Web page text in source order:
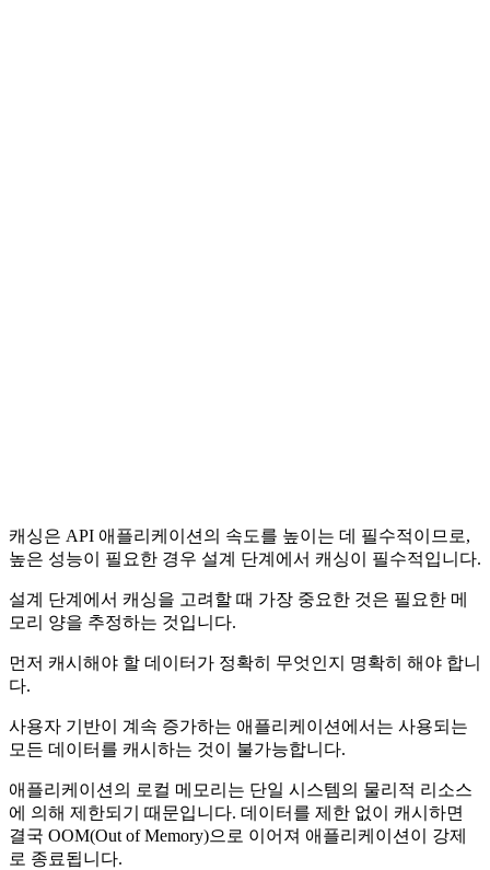
캐싱은 API 애플리케이션의 속도를 높이는 데 필수적이므로,
높은 성능이 필요한 경우 설계 단계에서 캐싱이 필수적입니다.
설계 단계에서 캐싱을 고려할 때 가장 중요한 것은 필요한 메
모리 양을 추정하는 것입니다.
먼저 캐시해야 할 데이터가 정확히 무엇인지 명확히 해야 합니
다.
사용자 기반이 계속 증가하는 애플리케이션에서는 사용되는
모든 데이터를 캐시하는 것이 불가능합니다.
애플리케이션의 로컬 메모리는 단일 시스템의 물리적 리소스
에 의해 제한되기 때문입니다. 데이터를 제한 없이 캐시하면
결국 OOM(Out of Memory)으로 이어져 애플리케이션이 강제
로 종료됩니다.